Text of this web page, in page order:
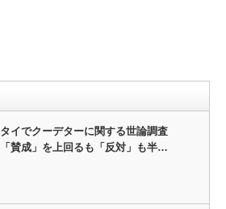
タイでクーデターに関する世論調査
「賛成」を上回るも「反対」も半…